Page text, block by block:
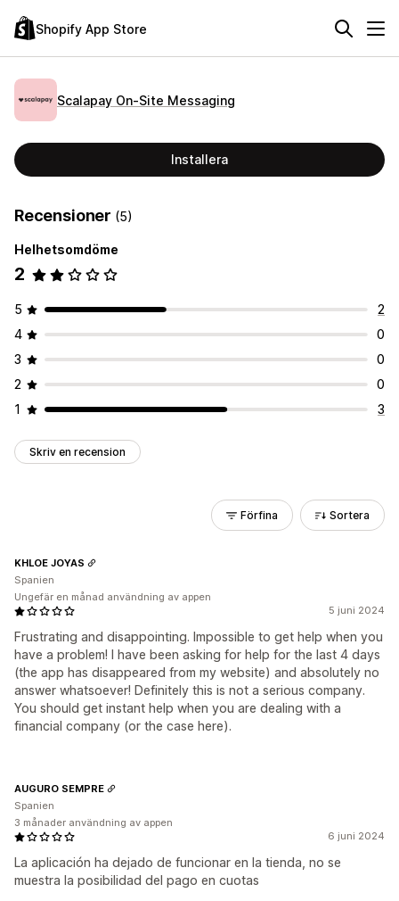
Shopify App Store
Scalapay On‑Site Messaging
Installera
Recensioner (5)
Helhetsomdöme
2
5
2
4
0
3
0
2
0
1
3
Skriv en recension
Förfina Sortera
5 juni 2024
Frustrating and disappointing. Impossible to get help when you
have a problem! I have been asking for help for the last 4 days
(the app has disappeared from my website) and absolutely no
answer whatsoever! Definitely this is not a serious company.
You should get instant help when you are dealing with a
financial company (or the case here).
KHLOE JOYAS
Spanien
Ungefär en månad användning av appen
6 juni 2024
La aplicación ha dejado de funcionar en la tienda, no se
muestra la posibilidad del pago en cuotas
AUGURO SEMPRE
Spanien
3 månader användning av appen